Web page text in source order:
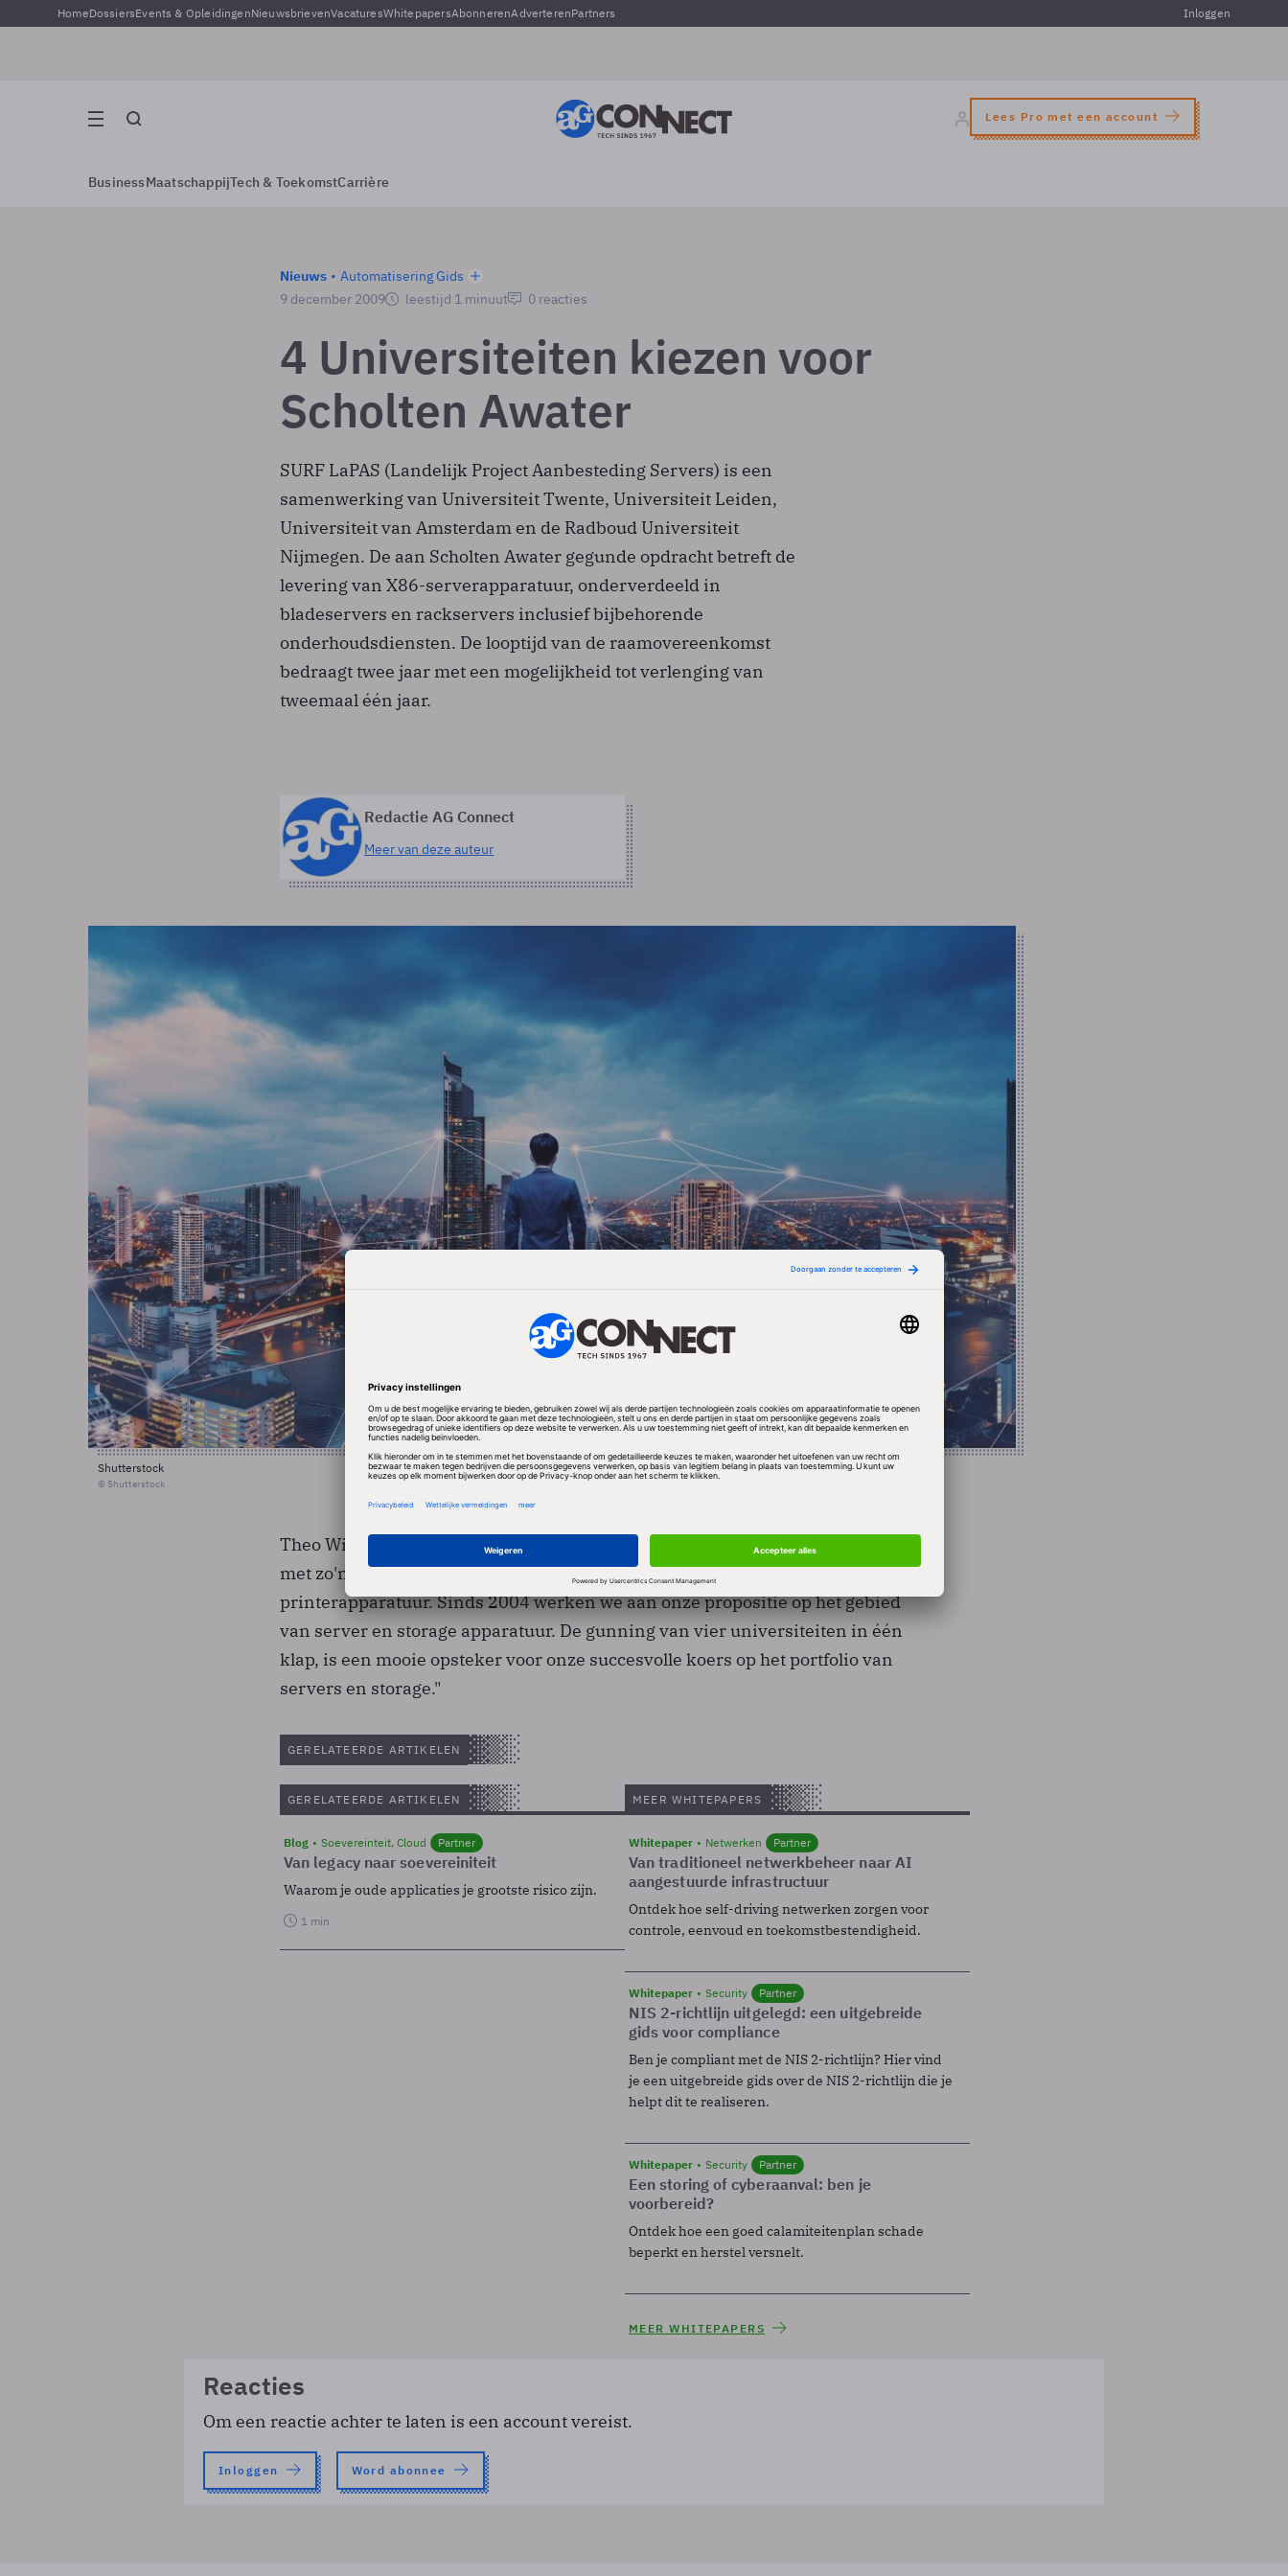
HomeDossiersEvents & OpleidingenNieuwsbrievenVacaturesWhitepapersAbonnerenAdverterenPartners Inloggen
Lees Pro met een account
BusinessMaatschappijTech & ToekomstCarrière
Nieuws
Automatisering Gids
9 december 2009
leestijd 1 minuut 0 reacties
4 Universiteiten kiezen voor
Scholten Awater
SURF LaPAS (Landelijk Project Aanbesteding Servers) is een
samenwerking van Universiteit Twente, Universiteit Leiden,
Universiteit van Amsterdam en de Radboud Universiteit
Nijmegen. De aan Scholten Awater gegunde opdracht betreft de
levering van X86-serverapparatuur, onderverdeeld in
bladeservers en rackservers inclusief bijbehorende
onderhoudsdiensten. De looptijd van de raamovereenkomst
bedraagt twee jaar met een mogelijkheid tot verlenging van
tweemaal één jaar.
Redactie AG Connect
Meer van deze auteur
Shutterstock
© Shutterstock
Theo Willems, Algemeen Directeur Scholten Awater: "Scholten Awater heeft al
met zo'n tien Universiteiten contracten op het gebied van pc's, laptops en
printerapparatuur. Sinds 2004 werken we aan onze propositie op het gebied
van server en storage apparatuur. De gunning van vier universiteiten in één
klap, is een mooie opsteker voor onze succesvolle koers op het portfolio van
servers en storage."
GERELATEERDE ARTIKELEN
GERELATEERDE ARTIKELEN
Blog Soevereinteit, Cloud Partner
Van legacy naar soevereiniteit
Waarom je oude applicaties je grootste risico zijn.
1 min
MEER WHITEPAPERS
Whitepaper Netwerken Partner
Van traditioneel netwerkbeheer naar AI
aangestuurde infrastructuur
Ontdek hoe self-driving netwerken zorgen voor
controle, eenvoud en toekomstbestendigheid.
Whitepaper Security Partner
NIS 2-richtlijn uitgelegd: een uitgebreide
gids voor compliance
Ben je compliant met de NIS 2-richtlijn? Hier vind
je een uitgebreide gids over de NIS 2-richtlijn die je
helpt dit te realiseren.
Whitepaper Security Partner
Een storing of cyberaanval: ben je
voorbereid?
Ontdek hoe een goed calamiteitenplan schade
beperkt en herstel versnelt.
MEER WHITEPAPERS
Reacties
Om een reactie achter te laten is een account vereist.
Inloggen Word abonnee